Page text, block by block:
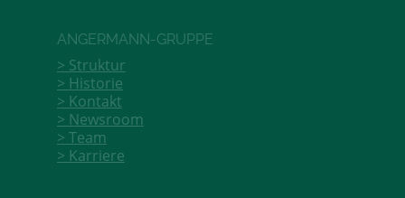
ANGERMANN-GRUPPE
Struktur
Historie
Kontakt
Newsroom
Team
Karriere